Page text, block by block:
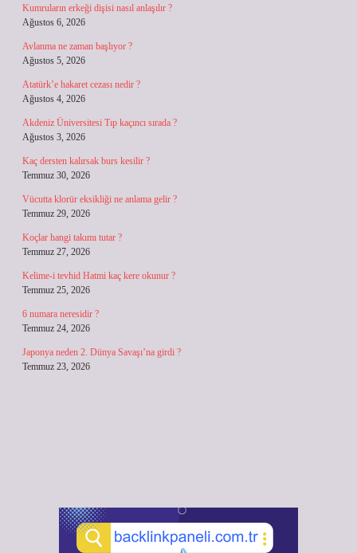
Kumruların erkeği dişisi nasıl anlaşılır ?
Ağustos 6, 2026
Avlanma ne zaman başlıyor ?
Ağustos 5, 2026
Atatürk’e hakaret cezası nedir ?
Ağustos 4, 2026
Akdeniz Üniversitesi Tıp kaçıncı sırada ?
Ağustos 3, 2026
Kaç dersten kalırsak burs kesilir ?
Temmuz 30, 2026
Vücutta klorür eksikliği ne anlama gelir ?
Temmuz 29, 2026
Koçlar hangi takımı tutar ?
Temmuz 27, 2026
Kelime-i tevhid Hatmi kaç kere okunur ?
Temmuz 25, 2026
6 numara neresidir ?
Temmuz 24, 2026
Japonya neden 2. Dünya Savaşı’na girdi ?
Temmuz 23, 2026